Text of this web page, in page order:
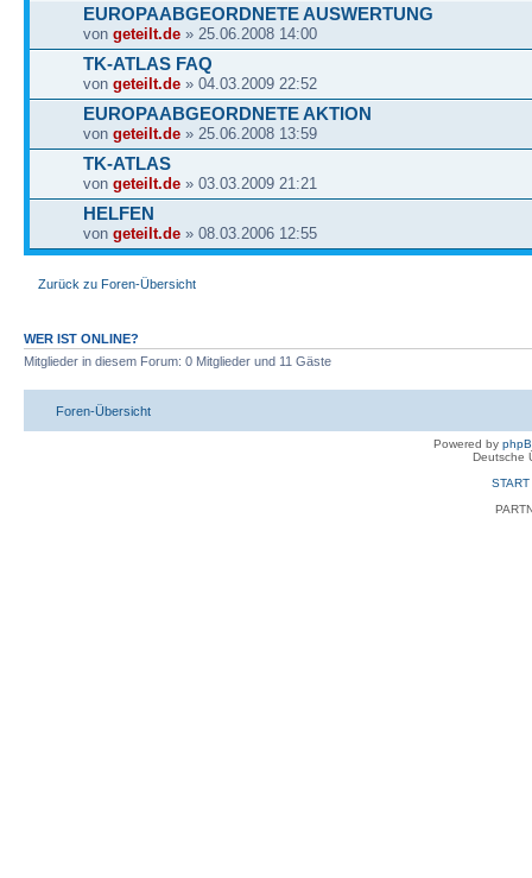
EUROPAABGEORDNETE AUSWERTUNG
von geteilt.de » 25.06.2008 14:00
TK-ATLAS FAQ
von geteilt.de » 04.03.2009 22:52
EUROPAABGEORDNETE AKTION
von geteilt.de » 25.06.2008 13:59
TK-ATLAS
von geteilt.de » 03.03.2009 21:21
HELFEN
von geteilt.de » 08.03.2006 12:55
Zurück zu Foren-Übersicht
WER IST ONLINE?
Mitglieder in diesem Forum: 0 Mitglieder und 11 Gäste
Foren-Übersicht
Powered by
Deutsche
START